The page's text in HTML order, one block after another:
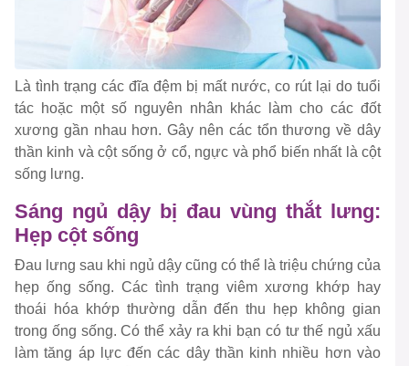
Là tình trạng các đĩa đệm bị mất nước, co rút lại do tuổi
tác hoặc một số nguyên nhân khác làm cho các đốt
xương gần nhau hơn. Gây nên các tổn thương về dây
thần kinh và cột sống ở cổ, ngực và phổ biến nhất là cột
sống lưng.
Sáng ngủ dậy bị đau vùng thắt lưng:
Hẹp cột sống
Đau lưng sau khi ngủ dậy cũng có thể là triệu chứng của
hẹp ống sống. Các tình trạng viêm xương khớp hay
thoái hóa khớp thường dẫn đến thu hẹp không gian
trong ống sống. Có thể xảy ra khi bạn có tư thế ngủ xấu
làm tăng áp lực đến các dây thần kinh nhiều hơn vào